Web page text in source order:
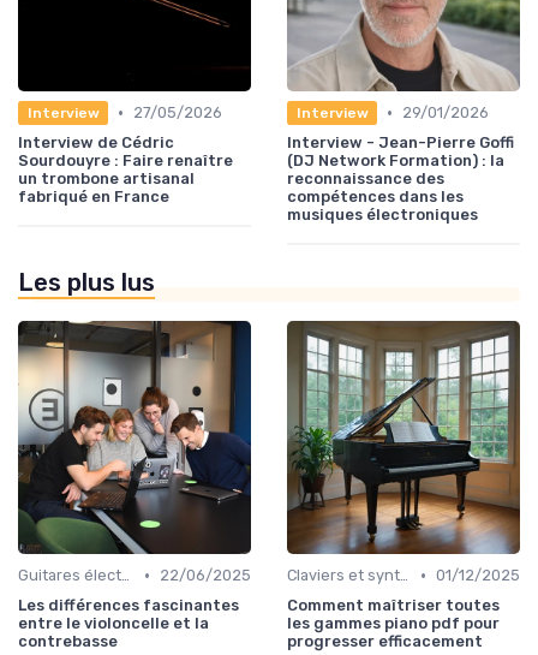
Interview •
27/05/2026
Interview de Cédric
Sourdouyre : Faire renaître
un trombone artisanal
fabriqué en France
Interview •
29/01/2026
Interview - Jean-Pierre Goffi
(DJ Network Formation) : la
reconnaissance des
compétences dans les
musiques électroniques
Les plus lus
Guitares électriques et acoustiques •
22/06/2025
Les différences fascinantes
entre le violoncelle et la
contrebasse
Claviers et synthétiseurs • 01/12/2025
Comment maîtriser toutes
les gammes piano pdf pour
progresser efficacement